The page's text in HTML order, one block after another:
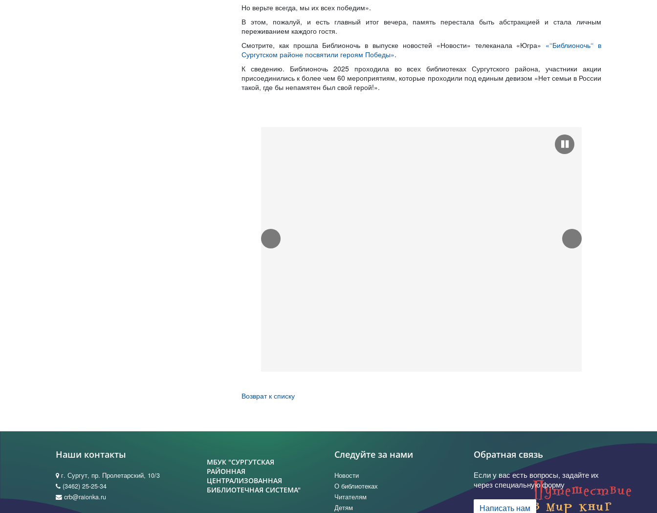
Но верьте всегда, мы их всех победим».
В этом, пожалуй, и есть главный итог вечера, память перестала быть абстракцией и стала личным
переживанием каждого гостя.
Смотрите, как прошла Библионочь в выпуске новостей «Новости» телеканала «Югра» «‘‘Библионочь‘‘ в
Сургутском районе посвятили героям Победы».
К сведению. Библионочь 2025 проходила во всех библиотеках Сургутского района, участники акции
присоединились к более чем 60 мероприятиям, которые проходили под единым девизом «Нет семьи в России
такой, где бы непамятен был свой герой!».
Возврат к списку
Наши контакты
г. Сургут, пр. Пролетарский, 10/3
(3462) 25-25-34
crb@raionka.ru
МБУК "СУРГУТСКАЯ
РАЙОННАЯ
ЦЕНТРАЛИЗОВАННАЯ
БИБЛИОТЕЧНАЯ СИСТЕМА"
Следуйте за нами
Новости
О библиотеках
Читателям
Детям
Обратная связь
Если у вас есть вопросы, задайте их
через специальную форму
Написать нам